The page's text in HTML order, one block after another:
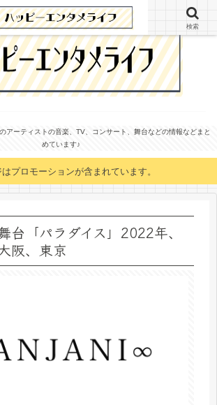
アーティストの音楽、TV、コンサート、舞台などの情報などまと
めています♪
プロモーションが含まれています。
台「パラダイス」2022年、
阪、東京
検索